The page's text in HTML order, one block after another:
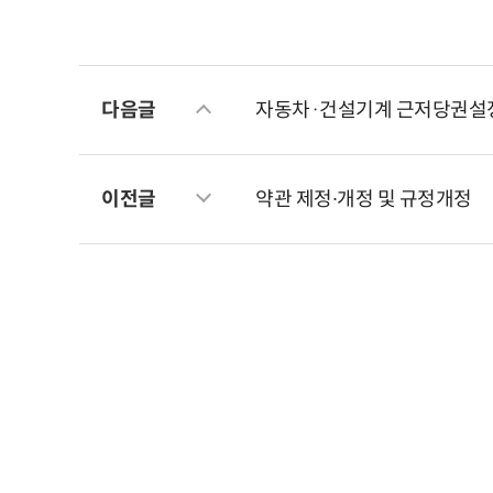
다음글 자동차·건설기계 근저당권설
이전글 약관 제정∙개정 및 규정개정